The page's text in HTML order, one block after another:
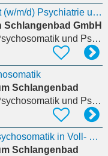
Facharzt oder Oberarzt (w/m/d) Psychiatrie und Psychotherapie und/oder Psychosomatische Medizin und
Schlangenbad GmbH
Oberarzt Psychiatrie, Psychosomatik und Psychotherapie
Schlangenbad
Oberarzt Psychiatrie, Psychosomatik und Psychotherapie
Stationsarzt (m/w/d) Psychosomatik in Voll- oder Teilzeit
Schlangenbad